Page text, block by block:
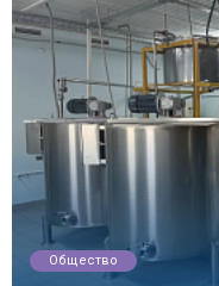
Общество